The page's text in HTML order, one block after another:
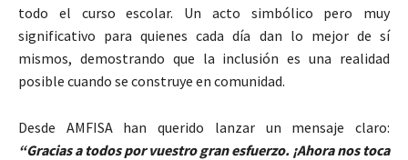
todo el curso escolar. Un acto simbólico pero muy
significativo para quienes cada día dan lo mejor de sí
mismos, demostrando que la inclusión es una realidad
posible cuando se construye en comunidad.
Desde AMFISA han querido lanzar un mensaje claro:
“Gracias a todos por vuestro gran esfuerzo. ¡Ahora nos toca